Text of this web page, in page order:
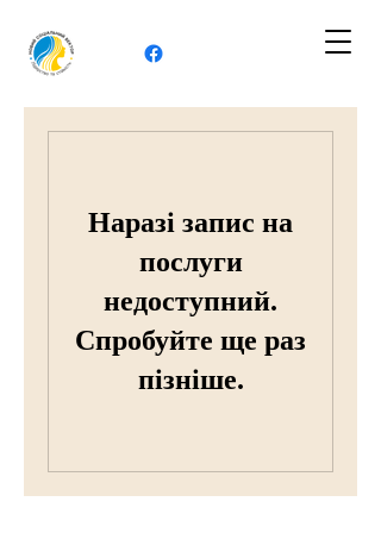
Наразі запис на
послуги
недоступний.
Спробуйте ще раз
пізніше.